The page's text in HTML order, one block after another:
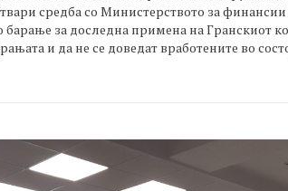
средба со Министерството за
за доследна примена на Гранскиот
и да не се доведат вработените во